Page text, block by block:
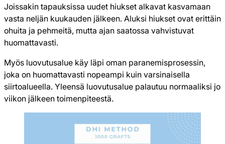
Joissakin tapauksissa uudet hiukset alkavat kasvamaan
vasta neljän kuukauden jälkeen. Aluksi hiukset ovat erittäin
ohuita ja pehmeitä, mutta ajan saatossa vahvistuvat
huomattavasti.
Myös luovutusalue käy läpi oman paranemisprosessin,
joka on huomattavasti nopeampi kuin varsinaisella
siirtoalueella. Yleensä luovutusalue palautuu normaaliksi jo
viikon jälkeen toimenpiteestä.